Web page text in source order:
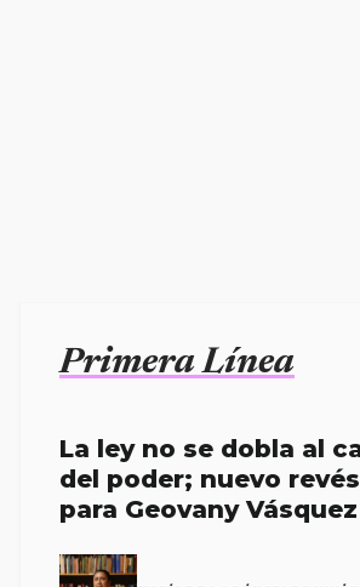
Primera Línea
La ley no se dobla al
del poder; nuevo
para Geovany Vásquez